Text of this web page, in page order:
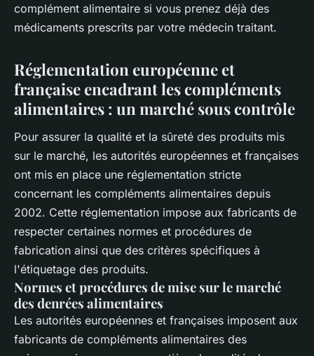
complément alimentaire si vous prenez déjà des
médicaments prescrits par votre médecin traitant.
Réglementation européenne et
française encadrant les compléments
alimentaires : un marché sous contrôle
Pour assurer la qualité et la sûreté des produits mis
sur le marché, les autorités européennes et françaises
ont mis en place une réglementation stricte
concernant les compléments alimentaires depuis
2002. Cette réglementation impose aux fabricants de
respecter certaines normes et procédures de
fabrication ainsi que des critères spécifiques à
l'étiquetage des produits.
Normes et procédures de mise sur le marché
des denrées alimentaires
Les autorités européennes et françaises imposent aux
fabricants de compléments alimentaires des